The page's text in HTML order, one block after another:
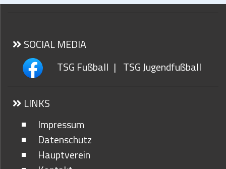
SOCIAL MEDIA
TSG Fußball | TSG Jugendfußball
LINKS
Impressum
Datenschutz
Hauptverein